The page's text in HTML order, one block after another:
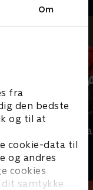
Om
fra
den bedste
og til at
cookie-data til
og andres
cookies
samtykke
Nyheder